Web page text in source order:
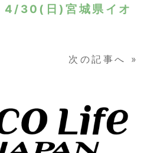
4/30(日)宮城県イオ
次の記事へ »